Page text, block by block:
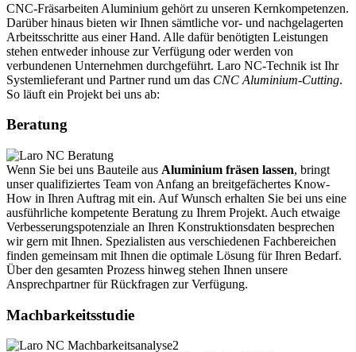
CNC-Fräsarbeiten Aluminium gehört zu unseren Kernkompetenzen.
Darüber hinaus bieten wir Ihnen sämtliche vor- und nachgelagerten
Arbeitsschritte aus einer Hand. Alle dafür benötigten Leistungen
stehen entweder inhouse zur Verfügung oder werden von
verbundenen Unternehmen durchgeführt. Laro NC-Technik ist Ihr
Systemlieferant und Partner rund um das CNC Aluminium-Cutting.
So läuft ein Projekt bei uns ab:
Beratung
Wenn Sie bei uns Bauteile aus Aluminium fräsen lassen, bringt
unser qualifiziertes Team von Anfang an breitgefächertes Know-
How in Ihren Auftrag mit ein. Auf Wunsch erhalten Sie bei uns eine
ausführliche kompetente Beratung zu Ihrem Projekt. Auch etwaige
Verbesserungspotenziale an Ihren Konstruktionsdaten besprechen
wir gern mit Ihnen. Spezialisten aus verschiedenen Fachbereichen
finden gemeinsam mit Ihnen die optimale Lösung für Ihren Bedarf.
Über den gesamten Prozess hinweg stehen Ihnen unsere
Ansprechpartner für Rückfragen zur Verfügung.
Machbarkeitsstudie